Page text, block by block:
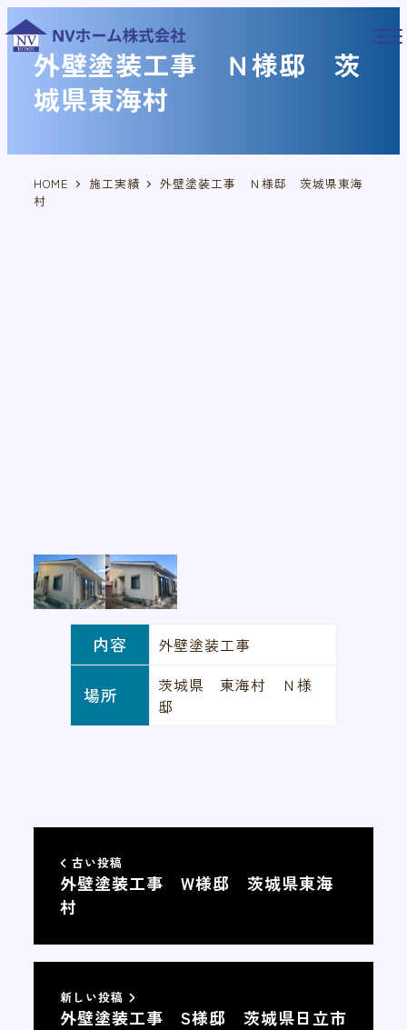
メ
イ
外壁塗装工事 Ｎ様邸 茨
城県東海村
HOME 施工実績
外壁塗装工事 Ｎ様邸 茨城県東海
村
内容 外壁塗装工事
場所
茨城県 東海村 Ｎ様
邸
古い投稿
外壁塗装工事 W様邸 茨城県東海
村
新しい投稿
外壁塗装工事 S様邸 茨城県日立市